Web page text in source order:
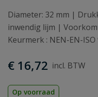
Diameter: 32 mm |
inwendig lijm |
Keurmerk : NEN-EN-ISO
€ 16,72
Op voorraad